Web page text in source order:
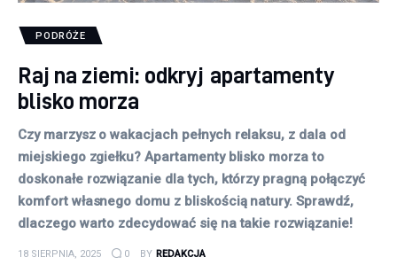
PODRÓŻE
Raj na ziemi: odkryj apartamenty
blisko morza
Czy marzysz o wakacjach pełnych relaksu, z dala od
miejskiego zgiełku? Apartamenty blisko morza to
doskonałe rozwiązanie dla tych, którzy pragną połączyć
komfort własnego domu z bliskością natury. Sprawdź,
dlaczego warto zdecydować się na takie rozwiązanie!
18 SIERPNIA, 2025 0 BY REDAKCJA